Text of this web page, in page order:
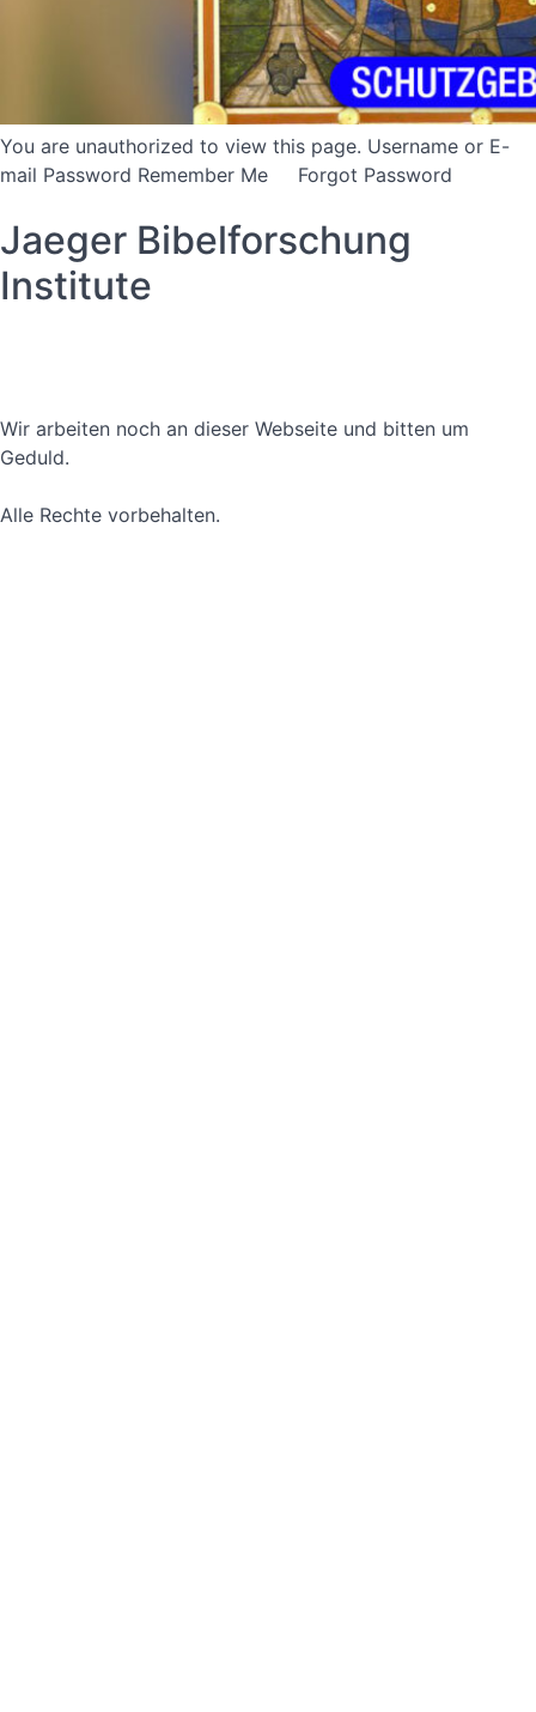
You are unauthorized to view this page. Username or E-
mail Password Remember Me Forgot Password
Jaeger Bibelforschung
Institute
Wir arbeiten noch an dieser Webseite und bitten um
Geduld.
Alle Rechte vorbehalten.